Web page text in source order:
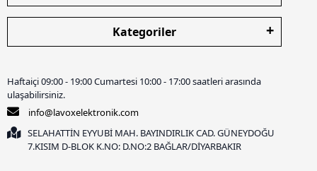
Kategoriler
Haftaiçi 09:00 - 19:00 Cumartesi 10:00 - 17:00 saatleri arasında
ulaşabilirsiniz.
info@lavoxelektronik.com
SELAHATTİN EYYUBİ MAH. BAYINDIRLIK CAD. GÜNEYDOĞU
7.KISIM D-BLOK K.NO: D.NO:2 BAĞLAR/DİYARBAKIR